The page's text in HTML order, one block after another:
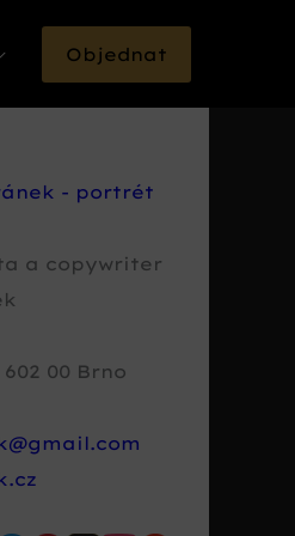
Objednat
a copywriter
602 00 Brno